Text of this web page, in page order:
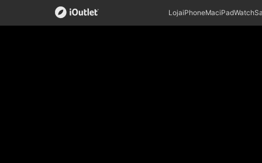
LojaiPhoneMaciPadWatch